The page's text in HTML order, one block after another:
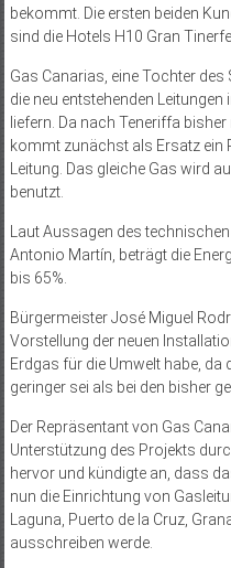
bekommt. Die ersten beiden
sind die Hotels H10 Gran
Gas Canarias, eine Tochter
die neu entstehenden
liefern. Da nach Teneriffa
kommt zunächst als Ersatz ein
Leitung. Das gleiche Gas wird
benutzt.
Laut Aussagen des
Antonio Martín, beträgt die
bis 65%.
Bürgermeister José Miguel
Vorstellung der neuen
Erdgas für die Umwelt habe,
geringer sei als bei den bisher
Der Repräsentant von Gas
Unterstützung des Projekts
hervor und kündigte an, dass
nun die Einrichtung von
Laguna, Puerto de la Cruz,
ausschreiben werde.